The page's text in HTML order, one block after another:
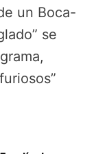
un Boca-
se